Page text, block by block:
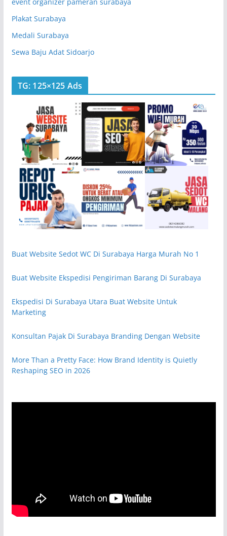
Plakat Surabaya
Medali Surabaya
Sewa Baju Adat Sidoarjo
TG: 125×125 Ads
Buat Website Sedot WC Di Surabaya Harga Murah No 1
Buat Website Ekspedisi Pengiriman Barang Di Surabaya
Ekspedisi Di Surabaya Utara Buat Website Untuk
Marketing
Konsultan Pajak Di Surabaya Branding Dengan Website
More Than a Pretty Face: How Brand Identity is Quietly
Reshaping SEO in 2026